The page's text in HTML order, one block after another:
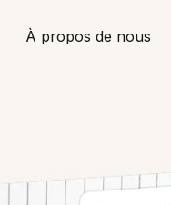
À propos de nous